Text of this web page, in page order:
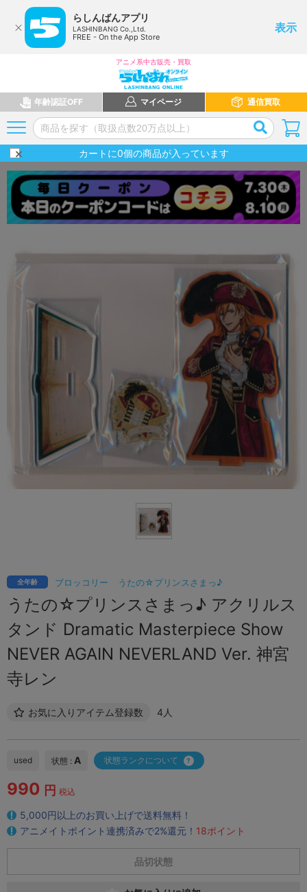
らしんばんアプリ
LASHINBANG Co.,Ltd.
FREE - On the App Store
表示
アニメ系中古販売・買取
年齢認証OFF マイページ 通信買取
カートに0個の商品が入っています
ブロッコリー うたの☆プリンスさまっ♪
全年齢
うたの☆プリンスさまっ♪ アクリルス
タンド Dramatic Masterpiece Show
NEVER AGAIN NEVERLAND Ver. 神宮
寺レン
お気に入りアイテム登録数 4人
used 状態 : A 状態ランクについて
990 円 税込
5,000円以上のお買い上げで送料無料！
アニメイトポイント連携済みで2%還元！ 18ポイント
品切状態